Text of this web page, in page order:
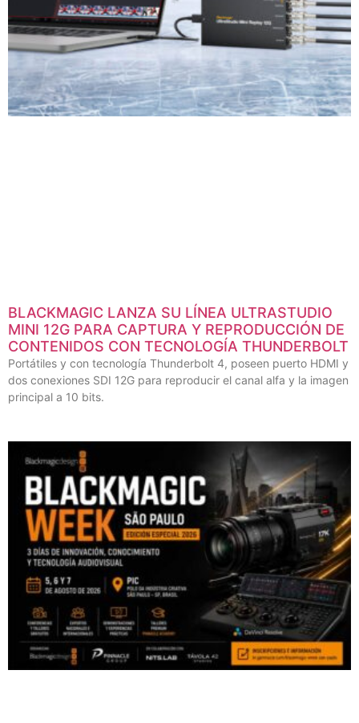
BLACKMAGIC LANZA SU LÍNEA ULTRASTUDIO
MINI 12G PARA CAPTURA Y REPRODUCCIÓN DE
CONTENIDOS CON TECNOLOGÍA THUNDERBOLT
Portátiles y con tecnología Thunderbolt 4, poseen puerto HDMI y
dos conexiones SDI 12G para reproducir el canal alfa y la imagen
principal a 10 bits.